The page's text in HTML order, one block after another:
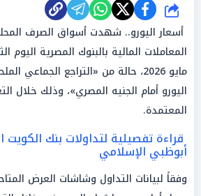
شارك
أسعار اليورو.. شهدت أسواق الصرف
مايو 2026، حالة من «التراجع
اليورو أمام الجنيه المصري»، وذلك خلال
المعتمدة.
قراءة تفصيلية لتداولات بنك
أبوظبي الإسلامي
وفقاً لبيانات التداول وشاشات العرض